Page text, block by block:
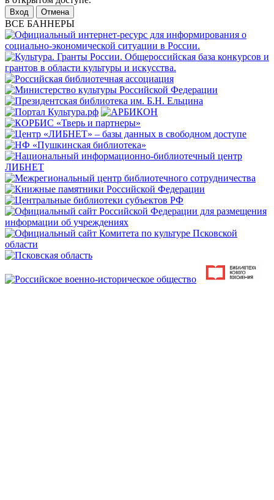
Отмена
ВСЕ БАННЕРЫ